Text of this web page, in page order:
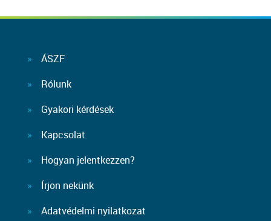
ÁSZF
Rólunk
Gyakori kérdések
Kapcsolat
Hogyan jelentkezzen?
Írjon nekünk
Adatvédelmi nyilatkozat